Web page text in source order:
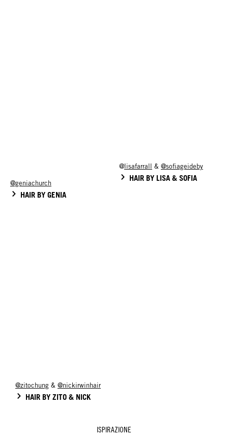
@geniachurch
HAIR BY GENIA
@lisafarrall & @sofiageideby
HAIR BY LISA & SOFIA
@zitochung & @nickirwinhair
HAIR BY ZITO & NICK
ISPIRAZIONE